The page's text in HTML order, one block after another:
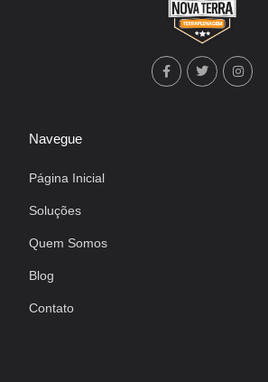
Navegue
Página Inicial
Soluções
Quem Somos
Blog
Contato